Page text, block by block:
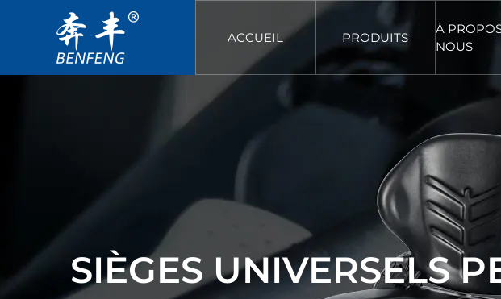
ACCUEIL PRODUITS
À
NOUS
SIÈGES UNIVERSELS